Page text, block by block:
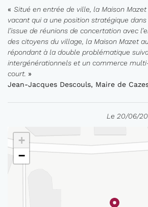
« Situé en entrée de ville, la Maison
vacant qui a une position stratégique
l’issue de réunions de concertation avec
des citoyens du village, la Maison Mazet
répondant à la double problématique
intergénérationnels et un commerce
court. »
Jean-Jacques Descouls, Maire de
Le 20/06/
+
−